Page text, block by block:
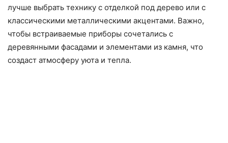
лучше выбрать технику с отделкой под дерево или с
классическими металлическими акцентами. Важно,
чтобы встраиваемые приборы сочетались с
деревянными фасадами и элементами из камня, что
создаст атмосферу уюта и тепла.